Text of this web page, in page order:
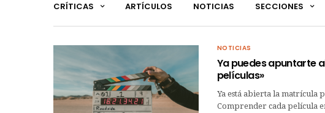
CRÍTICAS ARTÍCULOS NOTICIAS SECCIONES
NOTICIAS
Ya puedes apuntarte
películas»
Ya está abierta la matrícula
Comprender cada película